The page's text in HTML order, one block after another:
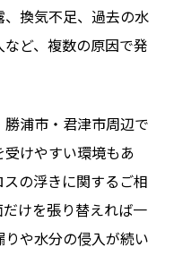
換気不足、過去の水
ど、複数の原因で発
浦市・君津市周辺で
けやすい環境もあ
の浮きに関するご相
けを張り替えれば一
や水分の侵入が続い